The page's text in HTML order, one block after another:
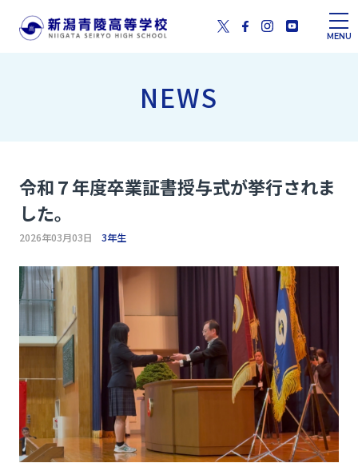
MENU
NEWS
令和７年度卒業証書授与式が挙行されま
した。
2026年03月03日 3年生